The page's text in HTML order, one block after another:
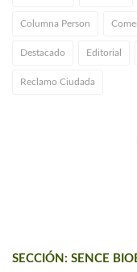
Columna Person
Destacado Editorial
Reclamo Ciudada
SECCIÓN: SENCE